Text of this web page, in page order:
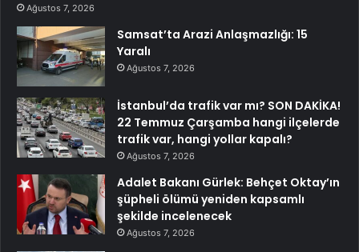
Ağustos 7, 2026
Samsat’ta Arazi Anlaşmazlığı: 15
Yaralı
Ağustos 7, 2026
İstanbul’da trafik var mı? SON DAKİKA!
22 Temmuz Çarşamba hangi ilçelerde
trafik var, hangi yollar kapalı?
Ağustos 7, 2026
Adalet Bakanı Gürlek: Behçet Oktay’ın
şüpheli ölümü yeniden kapsamlı
şekilde incelenecek
Ağustos 7, 2026